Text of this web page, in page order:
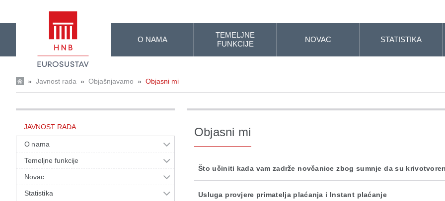
O NAMA
TEMELJNE
FUNKCIJE
NOVAC STATISTIKA
» Javnost rada » Objašnjavamo » Objasni mi
JAVNOST RADA
O nama
Temeljne funkcije
Novac
Statistika
Objasni mi
Što učiniti kada vam zadrže novčanice zbog sumnje da su
Usluga provjere primatelja plaćanja i Instant plaćanje